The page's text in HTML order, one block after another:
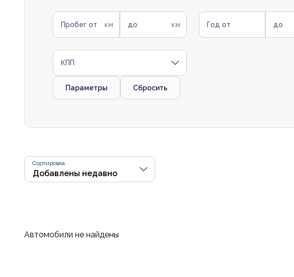
Пробег от до Год от до
КПП
Параметры Сбросить
Сортировка
Автомобили не найдены